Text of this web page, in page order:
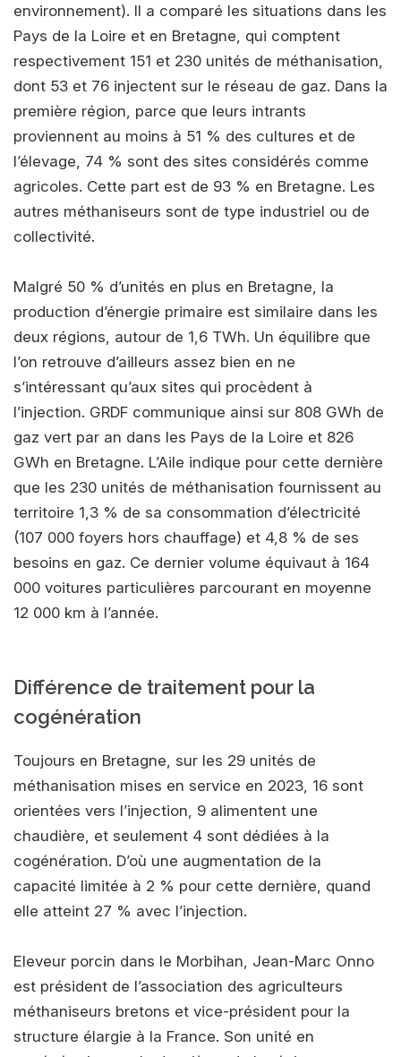
environnement). Il a comparé les situations dans les
Pays de la Loire et en Bretagne, qui comptent
respectivement 151 et 230 unités de méthanisation,
dont 53 et 76 injectent sur le réseau de gaz. Dans la
première région, parce que leurs intrants
proviennent au moins à 51 % des cultures et de
l’élevage, 74 % sont des sites considérés comme
agricoles. Cette part est de 93 % en Bretagne. Les
autres méthaniseurs sont de type industriel ou de
collectivité.
Malgré 50 % d’unités en plus en Bretagne, la
production d’énergie primaire est similaire dans les
deux régions, autour de 1,6 TWh. Un équilibre que
l’on retrouve d’ailleurs assez bien en ne
s’intéressant qu’aux sites qui procèdent à
l’injection. GRDF communique ainsi sur 808 GWh de
gaz vert par an dans les Pays de la Loire et 826
GWh en Bretagne. L’Aile indique pour cette dernière
que les 230 unités de méthanisation fournissent au
territoire 1,3 % de sa consommation d’électricité
(107 000 foyers hors chauffage) et 4,8 % de ses
besoins en gaz. Ce dernier volume équivaut à 164
000 voitures particulières parcourant en moyenne
12 000 km à l’année.
Différence de traitement pour la
cogénération
Toujours en Bretagne, sur les 29 unités de
méthanisation mises en service en 2023, 16 sont
orientées vers l’injection, 9 alimentent une
chaudière, et seulement 4 sont dédiées à la
cogénération. D’où une augmentation de la
capacité limitée à 2 % pour cette dernière, quand
elle atteint 27 % avec l’injection.
Eleveur porcin dans le Morbihan, Jean-Marc Onno
est président de l’association des agriculteurs
méthaniseurs bretons et vice-président pour la
structure élargie à la France. Son unité en